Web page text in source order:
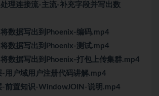
理连接流-主流-补充字段并写出数
数据写出到Phoenix-编码.mp4
数据写出到Phoenix-测试.mp4
数据写出到Phoenix-打包上传集群.mp4
用户域用户注册代码讲解.mp4
前置知识-WindowJOIN-说明.mp4